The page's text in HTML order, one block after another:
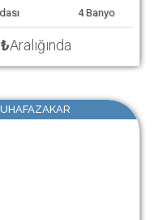
4 Banyo
Aralığında